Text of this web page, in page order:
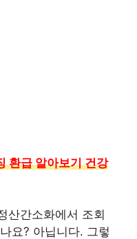
환급 알아보기 건강
산간소화에서 조회
요? 아닙니다. 그렇